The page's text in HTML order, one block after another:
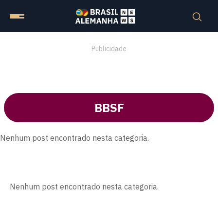
Publicidade
BBSF
Nenhum post encontrado nesta categoria.
Nenhum post encontrado nesta categoria.